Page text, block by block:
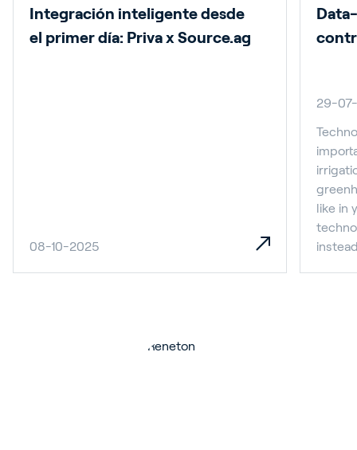
Integración inteligente desde
el primer día: Priva x Source.ag
08-10-2025
29-
like in